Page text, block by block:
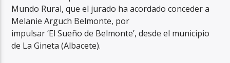
Mundo Rural, que el jurado ha acordado conceder a
Melanie Arguch Belmonte, por
impulsar ‘El Sueño de Belmonte’, desde el municipio
de La Gineta (Albacete).